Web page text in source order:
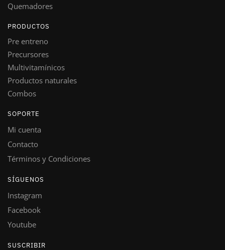
Quemadores
PRODUCTOS
Pre entreno
Precursores
Multivitamínicos
Productos naturales
Combos
SOPORTE
Mi cuenta
Contacto
Términos y Condiciones
SÍGUENOS
Instagram
Facebook
Youtube
SUSCRIBIR